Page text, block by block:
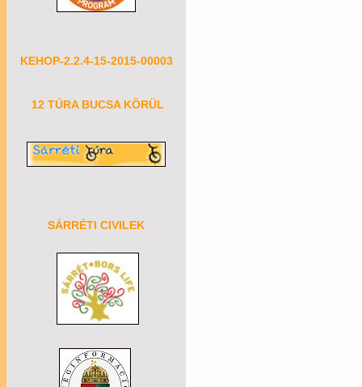
KEHOP-2.2.4-15-2015-00003
12 TÚRA BUCSA KÖRÜL
SÁRRÉTI CIVILEK